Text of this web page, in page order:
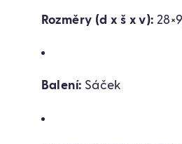
Rozměry (d x š x v):
Balení: Sáček